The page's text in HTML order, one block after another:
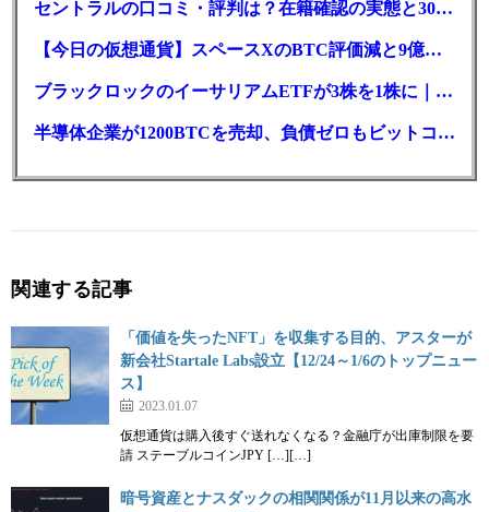
セントラルの口コミ・評判は？在籍確認の実態と30日金利0円の落とし穴
【今日の仮想通貨】スペースXのBTC評価減と9億株の解禁。208億円相当のBTCが盗難
ブラックロックのイーサリアムETFが3株を1株に｜年初来37%安
半導体企業が1200BTCを売却、負債ゼロもビットコイン戦略は後退
関連する記事
「価値を失ったNFT」を収集する目的、アスターが
新会社Startale Labs設立【12/24～1/6のトップニュー
ス】
2023.01.07
仮想通貨は購入後すぐ送れなくなる？金融庁が出庫制限を要
請 ステーブルコインJPY […][…]
暗号資産とナスダックの相関関係が11月以来の高水